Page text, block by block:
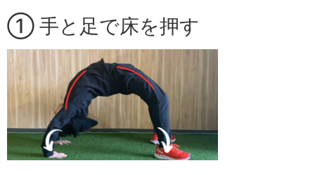
① 手と足で床を押す